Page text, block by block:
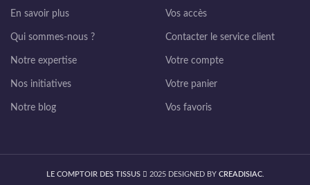
En savoir plus
Qui sommes-nous ?
Notre expertise
Nos initiatives
Notre blog
Vos accès
Contacter le service client
Votre compte
Votre panier
Vos favoris
LE COMPTOIR DES TISSUS 2025 DESIGNED BY CREADISIAC.